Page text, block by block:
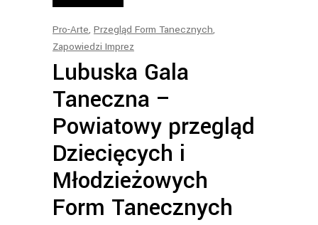
Pro-Arte, Przegląd Form Tanecznych,
Zapowiedzi Imprez
Lubuska Gala
Taneczna –
Powiatowy przegląd
Dziecięcych i
Młodzieżowych
Form Tanecznych